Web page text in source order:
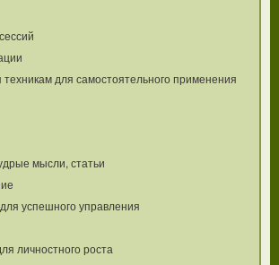
для самостоятельного применения
мысли, статьи
успешного управления
личностного роста